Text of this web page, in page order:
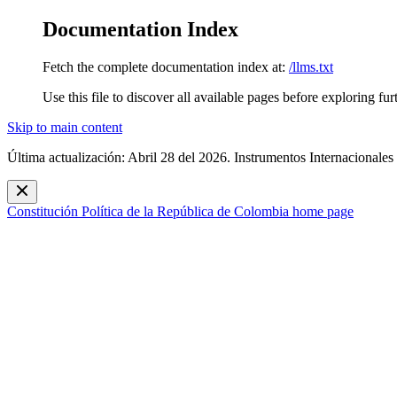
Documentation Index
Fetch the complete documentation index at: /llms.txt
Use this file to discover all available pages before exploring
Skip to main content
Última actualización: Abril 28 del 2026. Instrumentos Internacionales
Constitución Política de la República de Colombia home page